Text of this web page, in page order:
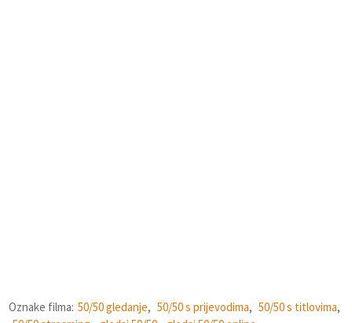
Oznake filma: 50/50 gledanje, 50/50 s prijevodima, 50/50 s titlovima,